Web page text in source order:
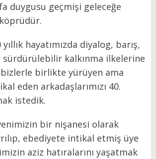
duygusu geçmişi geleceğe
yıllık hayatımızda diyalog, barış,
sürdürülebilir kalkınma ilkelerine
bizlerle birlikte yürüyen ama
eden arkadaşlarımızı 40.
istedik.
bir nişanesi olarak
ebediyete intikal etmiş üye
aziz hatıralarını yaşatmak